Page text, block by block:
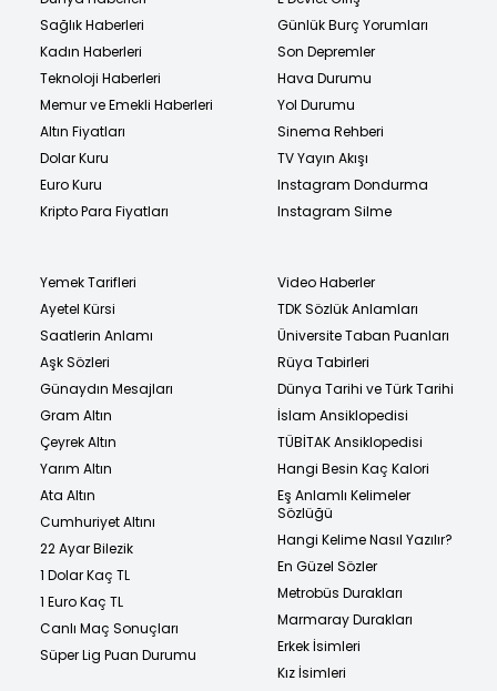
Sağlık Haberleri
Kadın Haberleri
Teknoloji Haberleri
Memur ve Emekli Haberleri
Altın Fiyatları
Dolar Kuru
Euro Kuru
Kripto Para Fiyatları
Günlük Burç Yorumları
Son Depremler
Hava Durumu
Yol Durumu
Sinema Rehberi
TV Yayın Akışı
Instagram Dondurma
Instagram Silme
Yemek Tarifleri
Ayetel Kürsi
Saatlerin Anlamı
Aşk Sözleri
Günaydın Mesajları
Gram Altın
Çeyrek Altın
Yarım Altın
Ata Altın
Cumhuriyet Altını
22 Ayar Bilezik
1 Dolar Kaç TL
1 Euro Kaç TL
Canlı Maç Sonuçları
Süper Lig Puan Durumu
Video Haberler
TDK Sözlük Anlamları
Üniversite Taban Puanları
Rüya Tabirleri
Dünya Tarihi ve Türk Tarihi
İslam Ansiklopedisi
TÜBİTAK Ansiklopedisi
Hangi Besin Kaç Kalori
Eş Anlamlı Kelimeler
Sözlüğü
Hangi Kelime Nasıl Yazılır?
En Güzel Sözler
Metrobüs Durakları
Marmaray Durakları
Erkek İsimleri
Kız İsimleri